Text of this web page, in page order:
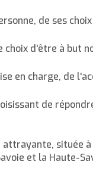
de ses
choix d'être à but
en charge, de
de
située
et la Haute-